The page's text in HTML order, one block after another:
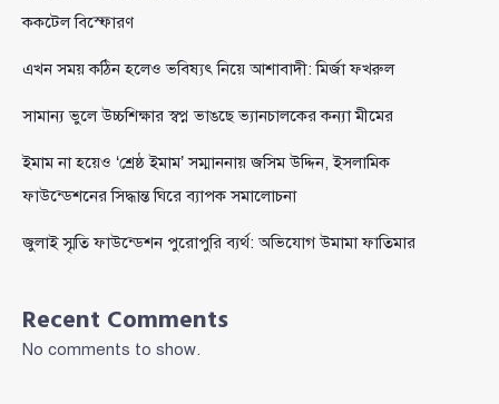
ককটেল বিস্ফোরণ
এখন সময় কঠিন হলেও ভবিষ্যৎ নিয়ে আশাবাদী: মির্জা ফখরুল
সামান্য ভুলে উচ্চশিক্ষার স্বপ্ন ভাঙছে ভ্যানচালকের কন্যা মীমের
ইমাম না হয়েও ‘শ্রেষ্ঠ ইমাম’ সম্মাননায় জসিম উদ্দিন, ইসলামিক
ফাউন্ডেশনের সিদ্ধান্ত ঘিরে ব্যাপক সমালোচনা
জুলাই স্মৃতি ফাউন্ডেশন পুরোপুরি ব্যর্থ: অভিযোগ উমামা ফাতিমার
Recent Comments
No comments to show.